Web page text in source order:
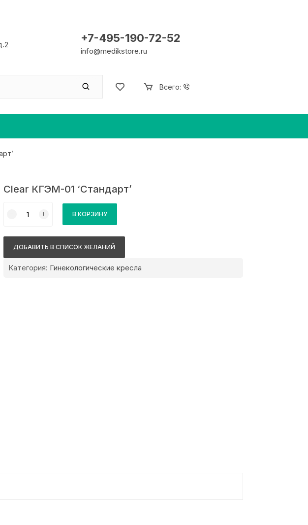
+7-495-190-72-52
info@medikstore.ru
Всего:
Clear КГЭМ-01 ‘Стандарт’
товара
КГЭМ-01
В КОРЗИНУ
ДОБАВИТЬ В СПИСОК ЖЕЛАНИЙ
Категория: Гинекологические кресла